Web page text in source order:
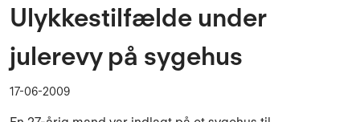
Ulykkestilfælde under
julerevy på sygehus
17-06-2009